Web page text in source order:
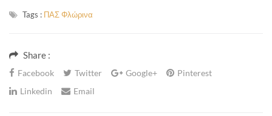
Tags : ΠΑΣ Φλώρινα
Share :
Facebook Twitter Google+
Pinterest
Linkedin
Email